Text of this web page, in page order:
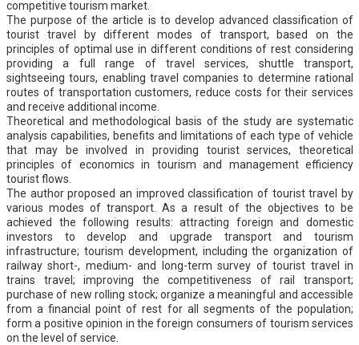
competitive tourism market.
The purpose of the article is to develop advanced classification of
tourist travel by different modes of transport, based on the
principles of optimal use in different conditions of rest considering
providing a full range of travel services, shuttle transport,
sightseeing tours, enabling travel companies to determine rational
routes of transportation customers, reduce costs for their services
and receive additional income.
Theoretical and methodological basis of the study are systematic
analysis capabilities, benefits and limitations of each type of vehicle
that may be involved in providing tourist services, theoretical
principles of economics in tourism and management efficiency
tourist flows.
The author proposed an improved classification of tourist travel by
various modes of transport. As a result of the objectives to be
achieved the following results: attracting foreign and domestic
investors to develop and upgrade transport and tourism
infrastructure; tourism development, including the organization of
railway short-, medium- and long-term survey of tourist travel in
trains travel; improving the competitiveness of rail transport;
purchase of new rolling stock; organize a meaningful and accessible
from a financial point of rest for all segments of the population;
form a positive opinion in the foreign consumers of tourism services
on the level of service.